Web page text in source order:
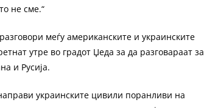
не сме.“
меѓу американските и украинските
утре во градот Џеда за да разговараат за
и Русија.
украинските цивили поранливи на